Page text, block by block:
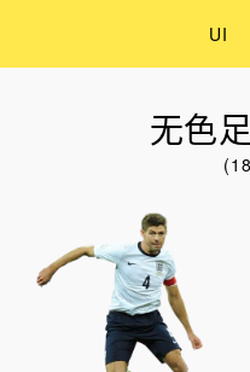
UI
无色